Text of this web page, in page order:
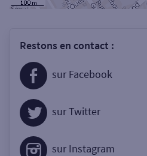
Restons en contact :
sur Facebook
sur Twitter
sur Instagram